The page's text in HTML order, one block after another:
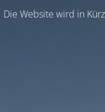
Die Website wird in